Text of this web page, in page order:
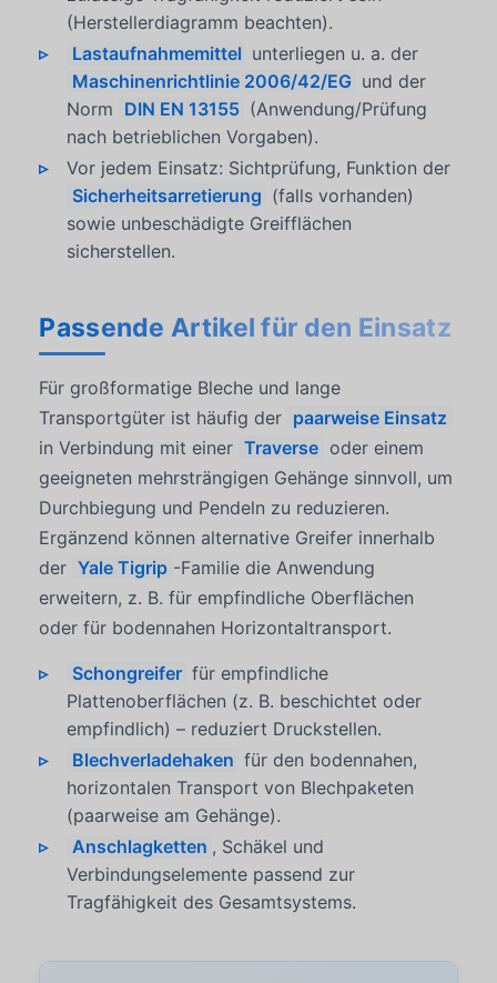
(Herstellerdiagramm beachten).
Lastaufnahmemittel unterliegen u. a. der
Maschinenrichtlinie 2006/42/EG und der
Norm DIN EN 13155 (Anwendung/Prüfung
nach betrieblichen Vorgaben).
Vor jedem Einsatz: Sichtprüfung, Funktion der
Sicherheitsarretierung (falls vorhanden)
sowie unbeschädigte Greifflächen
sicherstellen.
Passende Artikel für den Einsatz
Für großformatige Bleche und lange
Transportgüter ist häufig der paarweise Einsatz
in Verbindung mit einer Traverse oder einem
geeigneten mehrsträngigen Gehänge sinnvoll, um
Durchbiegung und Pendeln zu reduzieren.
Ergänzend können alternative Greifer innerhalb
der Yale Tigrip -Familie die Anwendung
erweitern, z. B. für empfindliche Oberflächen
oder für bodennahen Horizontaltransport.
Schongreifer für empfindliche
Plattenoberflächen (z. B. beschichtet oder
empfindlich) – reduziert Druckstellen.
Blechverladehaken für den bodennahen,
horizontalen Transport von Blechpaketen
(paarweise am Gehänge).
Anschlagketten , Schäkel und
Verbindungselemente passend zur
Tragfähigkeit des Gesamtsystems.